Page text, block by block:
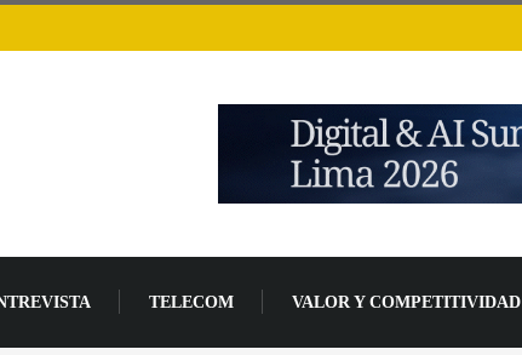
TELECOM VALOR Y COMPETITIVIDAD